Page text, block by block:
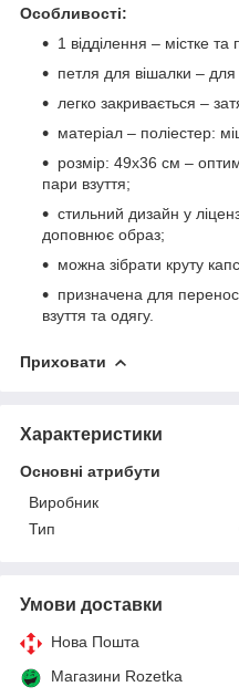
Особливості:
1 відділення – містке та
петля для вішалки – для
легко закривається –
матеріал – поліестер:
розмір: 49x36 см –
пари взуття;
стильний дизайн у
доповнює образ;
можна зібрати круту
призначена для
взуття та одягу.
Приховати
Характеристики
Основні атрибути
Виробник
Тип
Умови доставки
Нова Пошта
Магазини Rozetka